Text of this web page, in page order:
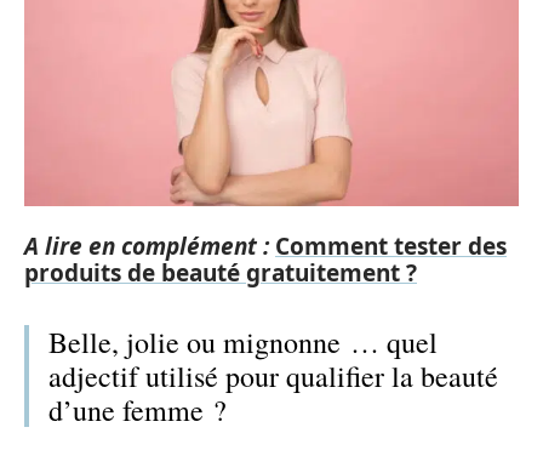
A lire en complément : Comment tester des
produits de beauté gratuitement ?
Belle, jolie ou mignonne … quel
adjectif utilisé pour qualifier la beauté
d’une femme ?